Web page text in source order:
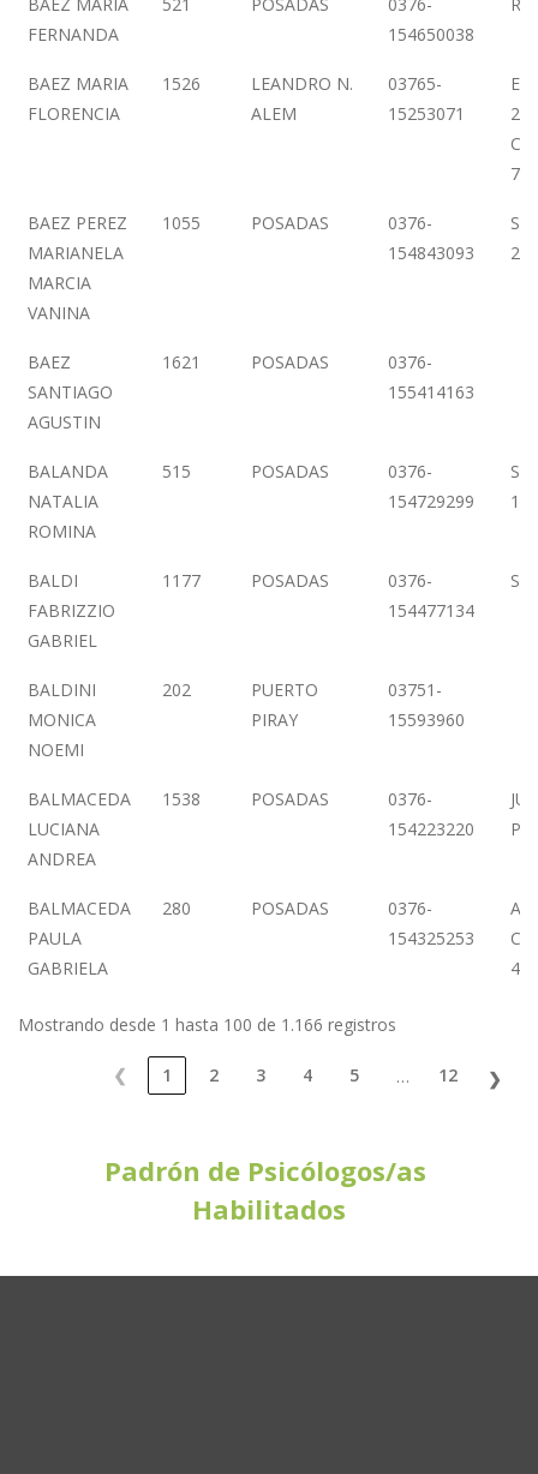
FERNANDA
154650038
BAEZ MARIA
FLORENCIA
1526
LEANDRO N.
ALEM
03765-
15253071
7
BAEZ PEREZ
MARIANELA
MARCIA
VANINA
1055 POSADAS
0376-
154843093
BAEZ
SANTIAGO
AGUSTIN
1621 POSADAS
0376-
155414163
BALANDA
NATALIA
ROMINA
515 POSADAS
0376-
154729299
BALDI
FABRIZZIO
GABRIEL
1177 POSADAS
0376-
154477134
BALDINI
MONICA
NOEMI
202
PUERTO
PIRAY
03751-
15593960
BALMACEDA
LUCIANA
ANDREA
1538 POSADAS
0376-
154223220
BALMACEDA
PAULA
GABRIELA
280 POSADAS
0376-
154325253
AV.
Mostrando desde 1 hasta 100 de 1.166 registros
❮ 1 2 3 4 5 … 12 ❯
Padrón de Psicólogos/as
Habilitados